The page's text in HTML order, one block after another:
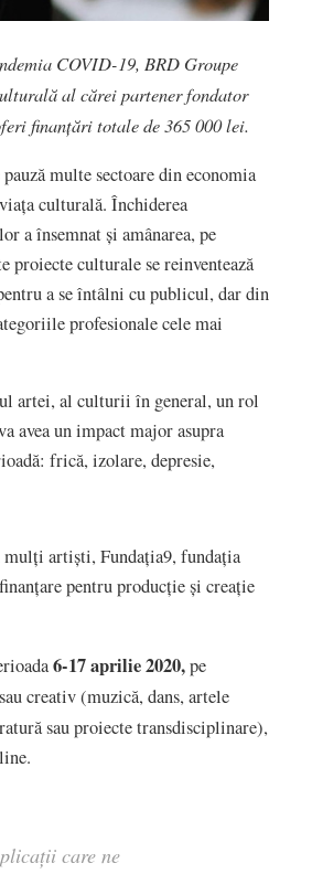
COVID-19, BRD Groupe
al cărei partener fondator
finanţări totale de 365 000 lei.
multe sectoare din economia
culturală. Închiderea
a însemnat și amânarea, pe
culturale se reinventează
a se întâlni cu publicul, dar din
profesionale cele mai
artei, al culturii în general, un rol
avea un impact major asupra
frică, izolare, depresie,
mulţi artişti, Fundația9, fundaţia
pentru producție și creație
6-17 aprilie 2020,pe
creativ (muzică, dans, artele
sau proiecte transdisciplinare),
care ne